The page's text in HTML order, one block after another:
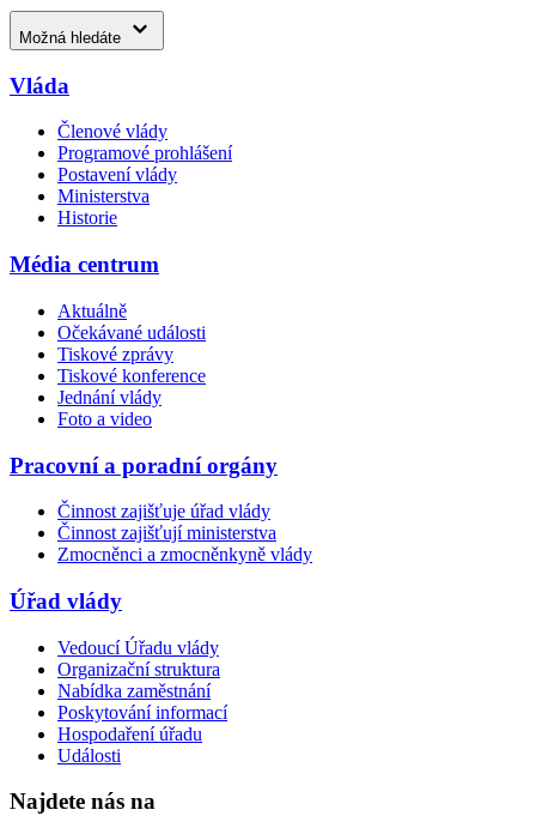
Možná hledáte
Vláda
Členové vlády
Programové prohlášení
Postavení vlády
Ministerstva
Historie
Média centrum
Aktuálně
Očekávané události
Tiskové zprávy
Tiskové konference
Jednání vlády
Foto a video
Pracovní a poradní orgány
Činnost zajišťuje úřad vlády
Činnost zajišťují ministerstva
Zmocněnci a zmocněnkyně vlády
Úřad vlády
Vedoucí Úřadu vlády
Organizační struktura
Nabídka zaměstnání
Poskytování informací
Hospodaření úřadu
Události
Najdete nás na